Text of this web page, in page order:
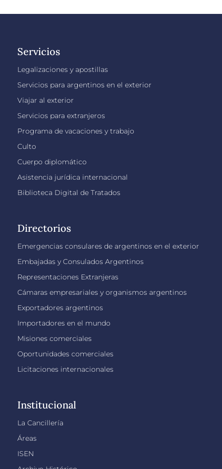
Servicios
Legalizaciones y apostillas
Servicios para argentinos en el exterior
Viajar al exterior
Servicios para extranjeros
Programa de vacaciones y trabajo
Culto
Cuerpo diplomático
Asistencia jurídica internacional
Biblioteca Digital de Tratados
Directorios
Emergencias consulares de argentinos en el exterior
Embajadas y Consulados Argentinos
Representaciones Extranjeras
Cámaras empresariales y organismos argentinos
Exportadores argentinos
Importadores en el mundo
Misiones comerciales
Oportunidades comerciales
Licitaciones internacionales
Institucional
La Cancillería
Áreas
ISEN